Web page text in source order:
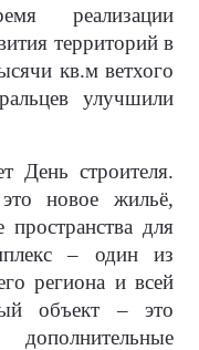
реализации
территорий в
кв.м ветхого
улучшили
День строителя.
новое жильё,
для
– один из
региона и всей
объект – это